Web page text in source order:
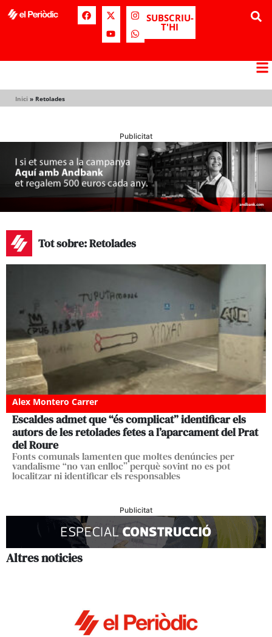
SUBSCRIU-
T'HI
Inici » Retolades
Publicitat
Tot sobre: Retolades
Alex Montero Carrer
Escaldes admet que “és complicat” identificar els
autors de les retolades fetes a l’aparcament del Prat
del Roure
Fonts comunals lamenten que moltes denúncies per
vandalisme “no van enlloc” perquè sovint no es pot
localitzar ni identificar els responsables
Publicitat
Altres noticies